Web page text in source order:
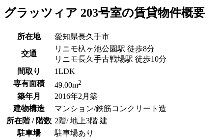
グラッツィア 203号室の賃貸物件概要
所在地 愛知県長久手市
交通
リニモ杁ヶ池公園駅 徒歩8分
リニモ長久手古戦場駅 徒歩10分
間取り
1LDK
専有面積
49.00m2
築年月
2016年2月築
建物構造
マンション/鉄筋コンクリート造
所在階 / 階数 2階/ 地上3階 建
駐車場
駐車場あり